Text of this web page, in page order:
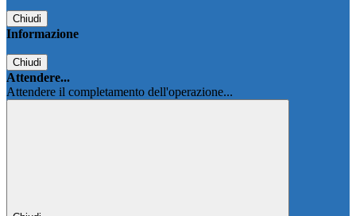
Chiudi
Informazione
Chiudi
Attendere...
Attendere il completamento dell'operazione...